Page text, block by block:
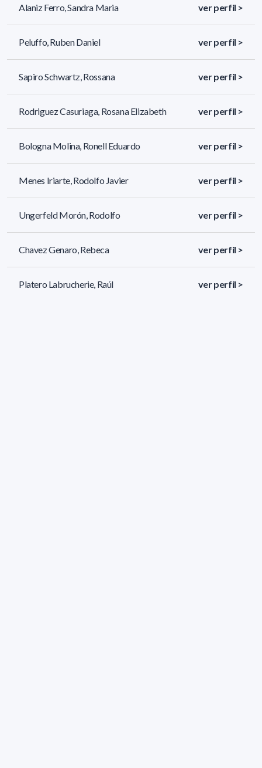
Alaniz Ferro, Sandra Maria ver perfil >
Peluffo, Ruben Daniel ver perfil >
Sapiro Schwartz, Rossana ver perfil >
Rodriguez Casuriaga, Rosana Elizabeth ver perfil >
Bologna Molina, Ronell Eduardo ver perfil >
Menes Iriarte, Rodolfo Javier ver perfil >
Ungerfeld Morón, Rodolfo ver perfil >
Chavez Genaro, Rebeca ver perfil >
Platero Labrucherie, Raúl ver perfil >